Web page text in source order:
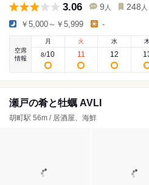
3.06 9 人 248 人
￥5,000～￥5,999 -
空席
情報
月
8/10
火
11
水
12
瀬戸の肴と牡蠣 AVLI
胡町駅 56m / 居酒屋、海鮮